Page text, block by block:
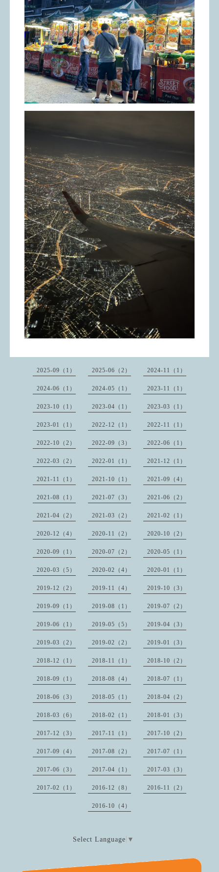
2025-09（1） 2025-06（2） 2024-11（1）
2024-06（1） 2024-05（1） 2023-11（1）
2023-10（1） 2023-04（1） 2023-03（1）
2023-01（1） 2022-12（1） 2022-11（1）
2022-10（2） 2022-09（3） 2022-06（1）
2022-03（2） 2022-01（1） 2021-12（1）
2021-11（1） 2021-10（1） 2021-09（4）
2021-08（1） 2021-07（3） 2021-06（2）
2021-04（2） 2021-03（2） 2021-02（1）
2020-12（4） 2020-11（2） 2020-10（2）
2020-09（1） 2020-07（2） 2020-05（1）
2020-03（5） 2020-02（4） 2020-01（1）
2019-12（2） 2019-11（4） 2019-10（3）
2019-09（1） 2019-08（1） 2019-07（2）
2019-06（1） 2019-05（5） 2019-04（3）
2019-03（2） 2019-02（2） 2019-01（3）
2018-12（1） 2018-11（1） 2018-10（2）
2018-09（1） 2018-08（4） 2018-07（1）
2018-06（3） 2018-05（1） 2018-04（2）
2018-03（6） 2018-02（1） 2018-01（3）
2017-12（3） 2017-11（1） 2017-10（2）
2017-09（4） 2017-08（2） 2017-07（1）
2017-06（3） 2017-04（1） 2017-03（3）
2017-02（1） 2016-12（8） 2016-11（2）
2016-10（4）
Select Language ▼